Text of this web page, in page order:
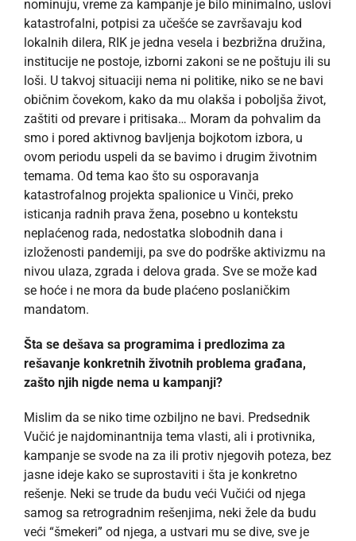
nominuju, vreme za kampanje je bilo minimalno, uslovi
katastrofalni, potpisi za učešće se završavaju kod
lokalnih dilera, RIK je jedna vesela i bezbrižna družina,
institucije ne postoje, izborni zakoni se ne poštuju ili su
loši. U takvoj situaciji nema ni politike, niko se ne bavi
običnim čovekom, kako da mu olakša i poboljša život,
zaštiti od prevare i pritisaka… Moram da pohvalim da
smo i pored aktivnog bavljenja bojkotom izbora, u
ovom periodu uspeli da se bavimo i drugim životnim
temama. Od tema kao što su osporavanja
katastrofalnog projekta spalionice u Vinči, preko
isticanja radnih prava žena, posebno u kontekstu
neplaćenog rada, nedostatka slobodnih dana i
izloženosti pandemiji, pa sve do podrške aktivizmu na
nivou ulaza, zgrada i delova grada. Sve se može kad
se hoće i ne mora da bude plaćeno poslaničkim
mandatom.
Šta se dešava sa programima i predlozima za
rešavanje konkretnih životnih problema građana,
zašto njih nigde nema u kampanji?
Mislim da se niko time ozbiljno ne bavi. Predsednik
Vučić je najdominantnija tema vlasti, ali i protivnika,
kampanje se svode na za ili protiv njegovih poteza, bez
jasne ideje kako se suprostaviti i šta je konkretno
rešenje. Neki se trude da budu veći Vučići od njega
samog sa retrogradnim rešenjima, neki žele da budu
veći “šmekeri” od njega, a ustvari mu se dive, sve je